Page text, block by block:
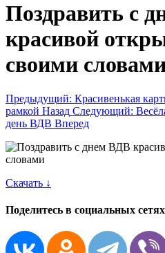
Поздравить с
красивой
своими
Предыдущий: Красивенькая
рамкой Назад Следующий:
день ВДВ Вперед
Скачать ↓
Поделитесь в социальных сетях